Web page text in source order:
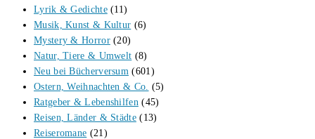
Lyrik & Gedichte (11)
Musik, Kunst & Kultur (6)
Mystery & Horror (20)
Natur, Tiere & Umwelt (8)
Neu bei Bücherversum (601)
Ostern, Weihnachten & Co. (5)
Ratgeber & Lebenshilfen (45)
Reisen, Länder & Städte (13)
Reiseromane (21)